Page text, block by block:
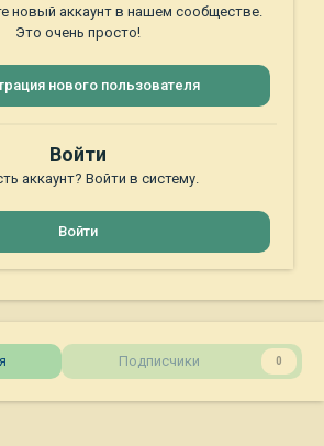
новый аккаунт в нашем сообществе.
Это очень просто!
нового пользователя
Войти
аккаунт? Войти в систему.
Войти
Подписчики 0